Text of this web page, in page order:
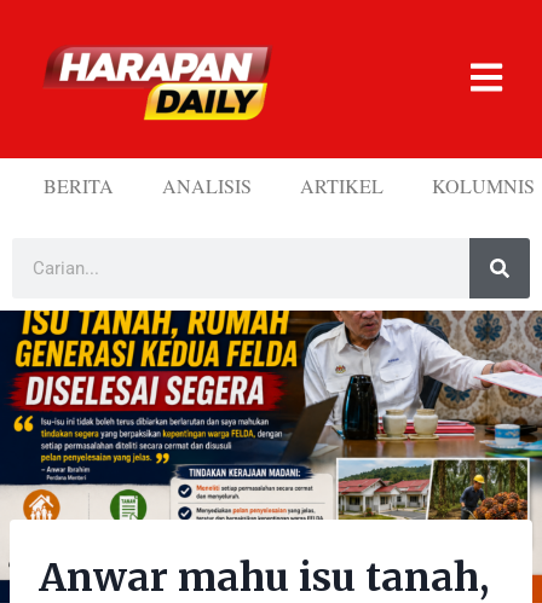
BERITA ANALISIS ARTIKEL KOLUMNIS
Anwar mahu isu tanah,